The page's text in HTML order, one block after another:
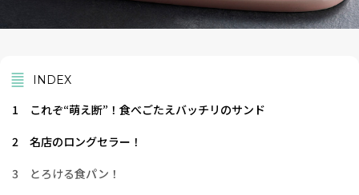
INDEX
1
これぞ“萌え断”！食べごたえバッチリのサンド
2
名店のロングセラー！
3
とろける食パン！